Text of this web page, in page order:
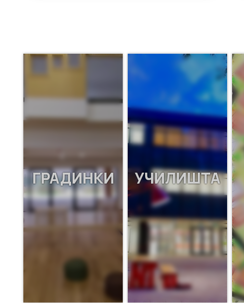
понудувач.
ГРАДИНКИ УЧИЛИШТА